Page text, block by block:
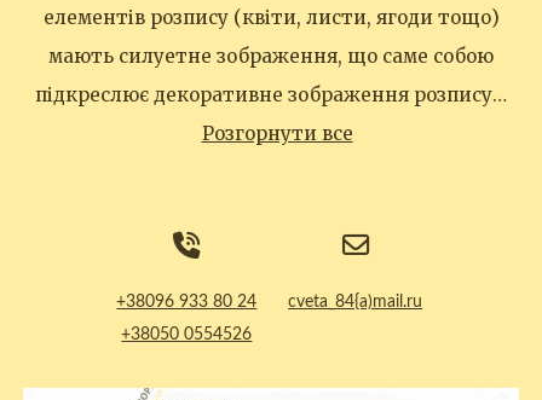
елементів розпису (квіти, листи, ягоди тощо)
мають силуетне зображення, що саме собою
підкреслює декоративне зображення розпису…
Розгорнути все
+38096 933 80 24
+38050 0554526
cveta_84{а)mail.ru